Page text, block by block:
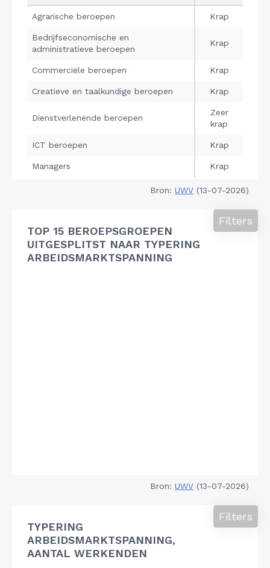
Bron: UWV (13-07-2026)
TOP 15 BEROEPSGROEPEN
UITGESPLITST NAAR TYPERING
ARBEIDSMARKTSPANNING
Filters
Bron: UWV (13-07-2026)
TYPERING
ARBEIDSMARKTSPANNING,
AANTAL WERKENDEN
Filters